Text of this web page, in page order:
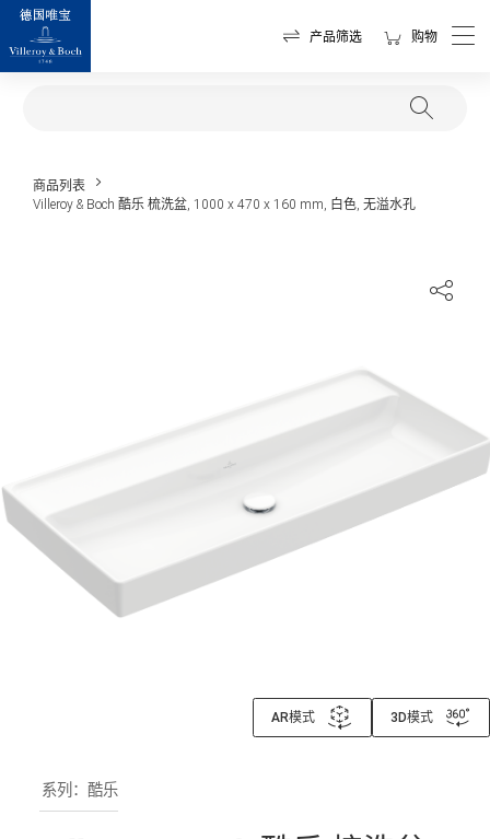
产品筛选 购物
商品列表
Villeroy & Boch 酷乐 梳洗盆, 1000 x 470 x 160 mm, 白色, 无溢水孔
AR模式 3D模式
系列：酷乐